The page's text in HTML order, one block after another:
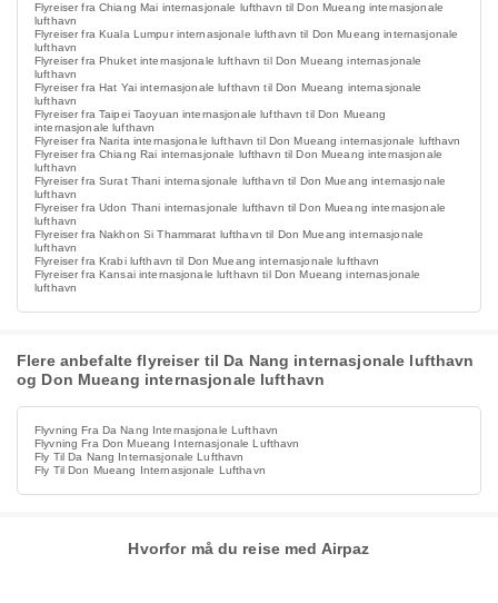
Flyreiser fra Chiang Mai internasjonale lufthavn til Don Mueang internasjonale
lufthavn
Flyreiser fra Kuala Lumpur internasjonale lufthavn til Don Mueang internasjonale
lufthavn
Flyreiser fra Phuket internasjonale lufthavn til Don Mueang internasjonale
lufthavn
Flyreiser fra Hat Yai internasjonale lufthavn til Don Mueang internasjonale
lufthavn
Flyreiser fra Taipei Taoyuan internasjonale lufthavn til Don Mueang
internasjonale lufthavn
Flyreiser fra Narita internasjonale lufthavn til Don Mueang internasjonale lufthavn
Flyreiser fra Chiang Rai internasjonale lufthavn til Don Mueang internasjonale
lufthavn
Flyreiser fra Surat Thani internasjonale lufthavn til Don Mueang internasjonale
lufthavn
Flyreiser fra Udon Thani internasjonale lufthavn til Don Mueang internasjonale
lufthavn
Flyreiser fra Nakhon Si Thammarat lufthavn til Don Mueang internasjonale
lufthavn
Flyreiser fra Krabi lufthavn til Don Mueang internasjonale lufthavn
Flyreiser fra Kansai internasjonale lufthavn til Don Mueang internasjonale
lufthavn
Flere anbefalte flyreiser til Da Nang internasjonale lufthavn
og Don Mueang internasjonale lufthavn
Flyvning Fra Da Nang Internasjonale Lufthavn
Flyvning Fra Don Mueang Internasjonale Lufthavn
Fly Til Da Nang Internasjonale Lufthavn
Fly Til Don Mueang Internasjonale Lufthavn
Hvorfor må du reise med Airpaz